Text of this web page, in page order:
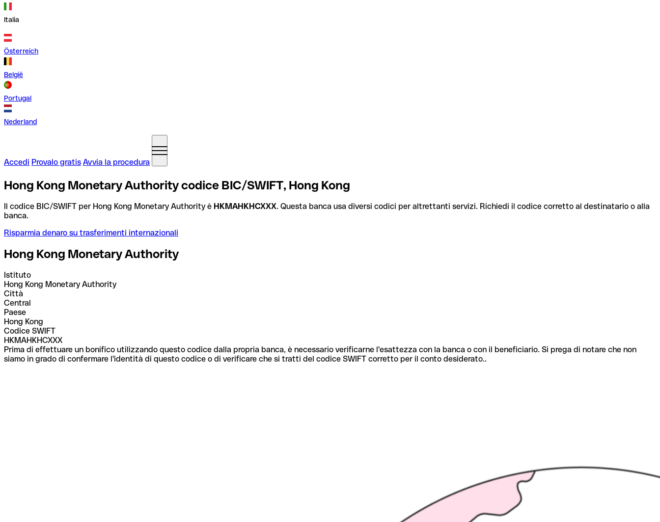
Italia
Österreich
België
Portugal
Nederland
Accedi Provalo gratis Avvia la procedura
Hong Kong Monetary Authority codice BIC/SWIFT, Hong Kong
Il codice BIC/SWIFT per Hong Kong Monetary Authority è HKMAHKHCXXX. Questa banca usa diversi codici per altrettanti servizi. Richiedi il codice corretto al destinatario o alla
banca.
Risparmia denaro su trasferimenti internazionali
Hong Kong Monetary Authority
Istituto
Hong Kong Monetary Authority
Città
Central
Paese
Hong Kong
Codice SWIFT
HKMAHKHCXXX
Prima di effettuare un bonifico utilizzando questo codice dalla propria banca, è necessario verificarne l'esattezza con la banca o con il beneficiario. Si prega di notare che non
siamo in grado di confermare l'identità di questo codice o di verificare che si tratti del codice SWIFT corretto per il conto desiderato..